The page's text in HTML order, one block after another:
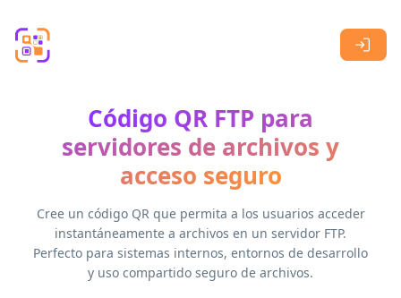
Código QR FTP para
servidores de archivos y
acceso seguro
Cree un código QR que permita a los usuarios acceder
instantáneamente a archivos en un servidor FTP.
Perfecto para sistemas internos, entornos de desarrollo
y uso compartido seguro de archivos.